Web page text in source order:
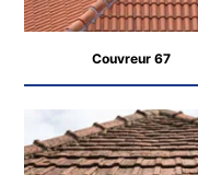
Couvreur 67